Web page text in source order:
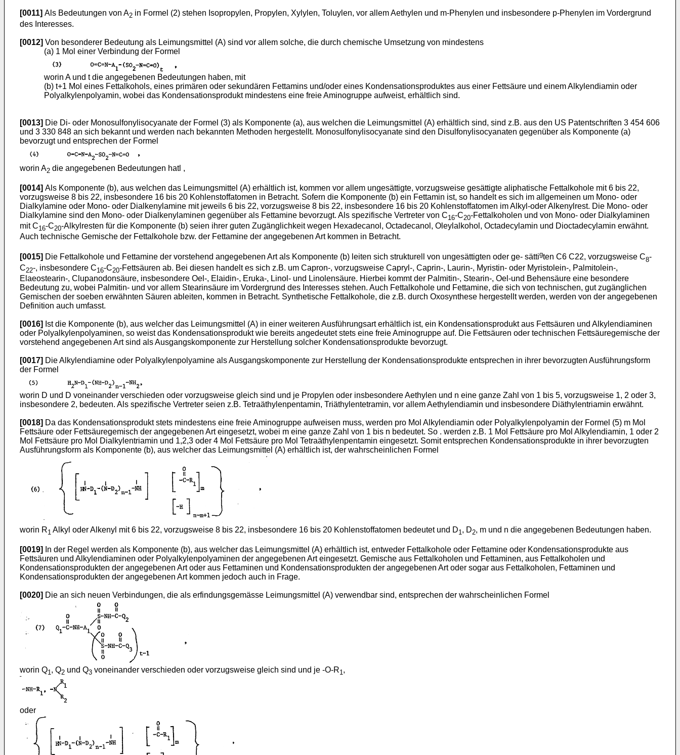
[0011] Als Bedeutungen von A2 in Formel (2) stehen Isopropylen, Propylen, Xylylen, Toluylen, vor allem Aethylen und m-Phenylen und insbesondere p-Phenylen im Vordergrund
des Interesses.
[0012] Von besonderer Bedeutung als Leimungsmittel (A) sind vor allem solche, die durch chemische Umsetzung von mindestens
(a) 1 Mol einer Verbindung der Formel
worin A und t die angegebenen Bedeutungen haben, mit
(b) t+1 Mol eines Fettalkohols, eines primären oder sekundären Fettamins und/oder eines Kondensationsproduktes aus einer Fettsäure und einem Alkylendiamin oder
Polyalkylenpolyamin, wobei das Kondensationsprodukt mindestens eine freie Aminogruppe aufweist, erhältlich sind.
[0013] Die Di- oder Monosulfonylisocyanate der Formel (3) als Komponente (a), aus welchen die Leimungsmittel (A) erhältlich sind, sind z.B. aus den US Patentschriften 3 454 606
und 3 330 848 an sich bekannt und werden nach bekannten Methoden hergestellt. Monosulfonylisocyanate sind den Disulfonylisocyanaten gegenüber als Komponente (a)
bevorzugt und entsprechen der Formel
worin A2 die angegebenen Bedeutungen hatl ,
[0014] Als Komponente (b), aus welchen das Leimungsmittel (A) erhältlich ist, kommen vor allem ungesättigte, vorzugsweise gesättigte aliphatische Fettalkohole mit 6 bis 22,
vorzugsweise 8 bis 22, insbesondere 16 bis 20 Kohlenstoffatomen in Betracht. Sofern die Komponente (b) ein Fettamin ist, so handelt es sich im allgemeinen um Mono- oder
Dialkylamine oder Mono- oder Dialkenylamine mit jeweils 6 bis 22, vorzugsweise 8 bis 22, insbesondere 16 bis 20 Kohlenstoffatomen im Alkyl-oder Alkenylrest. Die Mono- oder
Dialkylamine sind den Mono- oder Dialkenylaminen gegenüber als Fettamine bevorzugt. Als spezifische Vertreter von C16-C20-Fettalkoholen und von Mono- oder Dialkylaminen
mit C16-C20-Alkylresten für die Komponente (b) seien ihrer guten Zugänglichkeit wegen Hexadecanol, Octadecanol, Oleylalkohol, Octadecylamin und Dioctadecylamin erwähnt.
Auch technische Gemische der Fettalkohole bzw. der Fettamine der angegebenen Art kommen in Betracht.
[0015] Die Fettalkohole und Fettamine der vorstehend angegebenen Art als Komponente (b) leiten sich strukturell von ungesättigten oder ge- sättigten C6 C22, vorzugsweise C8-
C22-, insbesondere C16-C20-Fettsäuren ab. Bei diesen handelt es sich z.B. um Capron-, vorzugsweise Capryl-, Caprin-, Laurin-, Myristin- oder Myristolein-, Palmitolein-,
Elaeostearin-, Clupanodonsäure, insbesondere Oel-, Elaidin-, Eruka-, Linol- und Linolensäure. Hierbei kommt der Palmitin-, Stearin-, Oel-und Behensäure eine besondere
Bedeutung zu, wobei Palmitin- und vor allem Stearinsäure im Vordergrund des Interesses stehen. Auch Fettalkohole und Fettamine, die sich von technischen, gut zugänglichen
Gemischen der soeben erwähnten Säuren ableiten, kommen in Betracht. Synthetische Fettalkohole, die z.B. durch Oxosynthese hergestellt werden, werden von der angegebenen
Definition auch umfasst.
[0016] Ist die Komponente (b), aus welcher das Leimungsmittel (A) in einer weiteren Ausführungsart erhältlich ist, ein Kondensationsprodukt aus Fettsäuren und Alkylendiaminen
oder Polyalkylenpolyaminen, so weist das Kondensationsprodukt wie bereits angedeutet stets eine freie Aminogruppe auf. Die Fettsäuren oder technischen Fettsäuregemische der
vorstehend angegebenen Art sind als Ausgangskomponente zur Herstellung solcher Kondensationsprodukte bevorzugt.
[0017] Die Alkylendiamine oder Polyalkylenpolyamine als Ausgangskomponente zur Herstellung der Kondensationsprodukte entsprechen in ihrer bevorzugten Ausführungsform
der Formel
worin D und D voneinander verschieden oder vorzugsweise gleich sind und je Propylen oder insbesondere Aethylen und n eine ganze Zahl von 1 bis 5, vorzugsweise 1, 2 oder 3,
insbesondere 2, bedeuten. Als spezifische Vertreter seien z.B. Tetraäthylenpentamin, Triäthylentetramin, vor allem Aethylendiamin und insbesondere Diäthylentriamin erwähnt.
[0018] Da das Kondensationsprodukt stets mindestens eine freie Aminogruppe aufweisen muss, werden pro Mol Alkylendiamin oder Polyalkylenpolyamin der Formel (5) m Mol
Fettsäure oder Fettsäuregemisch der angegebenen Art eingesetzt, wobei m eine ganze Zahl von 1 bis n bedeutet. So . werden z.B. 1 Mol Fettsäure pro Mol Alkylendiamin, 1 oder 2
Mol Fettsäure pro Mol Dialkylentriamin und 1,2,3 oder 4 Mol Fettsäure pro Mol Tetraäthylenpentamin eingesetzt. Somit entsprechen Kondensationsprodukte in ihrer bevorzugten
Ausführungsform als Komponente (b), aus welcher das Leimungsmittel (A) erhältlich ist, der wahrscheinlichen Formel
worin R1 Alkyl oder Alkenyl mit 6 bis 22, vorzugsweise 8 bis 22, insbesondere 16 bis 20 Kohlenstoffatomen bedeutet und D1 , D2, m und n die angegebenen Bedeutungen haben.
[0019]
In der Regel werden als Komponente (b), aus welcher das Leimungsmittel (A) erhältlich ist, entweder Fettalkohole oder Fettamine oder Kondensationsprodukte aus
Fettsäuren und Alkylendiaminen oder Polyalkylenpolyaminen der angegebenen Art eingesetzt. Gemische aus Fettalkoholen und Fettaminen, aus Fettalkoholen und
Kondensationsprodukten der angegebenen Art oder aus Fettaminen und Kondensationsprodukten der angegebenen Art oder sogar aus Fettalkoholen, Fettaminen und
Kondensationsprodukten der angegebenen Art kommen jedoch auch in Frage.
[0020] Die an sich neuen Verbindungen, die als erfindungsgemässe Leimungsmittel (A) verwendbar sind, entsprechen der wahrscheinlichen Formel
worin Q1, Q2 und Q3 voneinander verschieden oder vorzugsweise gleich sind und je -O-R1,
oder